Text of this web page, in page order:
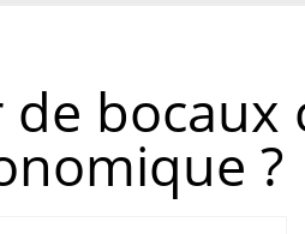
bocaux
?